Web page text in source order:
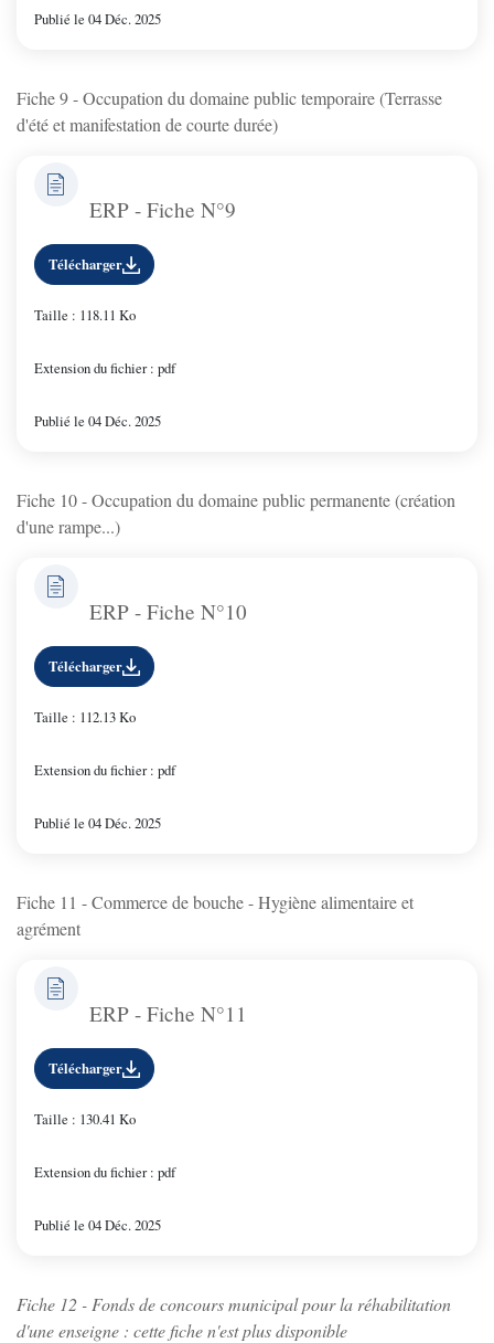
Publié le 04 Déc. 2025
Fiche 9 - Occupation du domaine public temporaire (Terrasse
d'été et manifestation de courte durée)
ERP - Fiche N°9
Télécharger
Taille : 118.11 Ko
Extension du fichier : pdf
Publié le 04 Déc. 2025
Fiche 10 - Occupation du domaine public permanente (création
d'une rampe...)
ERP - Fiche N°10
Télécharger
Taille : 112.13 Ko
Extension du fichier : pdf
Publié le 04 Déc. 2025
Fiche 11 - Commerce de bouche - Hygiène alimentaire et
agrément
ERP - Fiche N°11
Télécharger
Taille : 130.41 Ko
Extension du fichier : pdf
Publié le 04 Déc. 2025
Fiche 12 - Fonds de concours municipal pour la réhabilitation
d'une enseigne : cette fiche n'est plus disponible